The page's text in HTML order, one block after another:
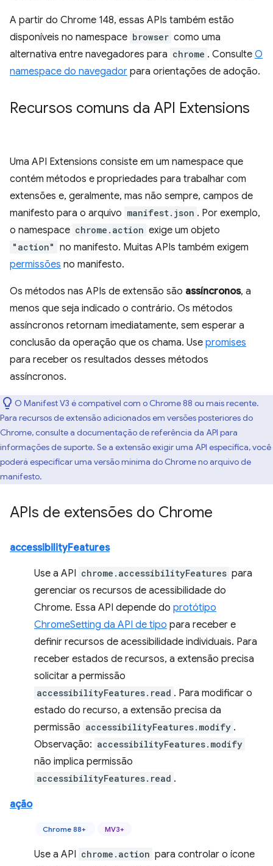
A partir do Chrome 148, essas APIs também estão
disponíveis no namespace browser como uma
alternativa entre navegadores para chrome . Consulte O
namespace do navegador para orientações de adoção.
Recursos comuns da API Extensions
Uma API Extensions consiste em um namespace que
contém métodos e propriedades para trabalhar com
extensões e, geralmente, mas não sempre, campos de
manifesto para o arquivo manifest.json . Por exemplo,
o namespace chrome.action exige um objeto
"action" no manifesto. Muitas APIs também exigem
permissões no manifesto.
Os métodos nas APIs de extensão são assíncronos, a
menos que seja indicado o contrário. Os métodos
assíncronos retornam imediatamente, sem esperar a
conclusão da operação que os chama. Use promises
para receber os resultados desses métodos
assíncronos.
O Manifest V3 é compatível com o Chrome 88 ou mais recente.
Para recursos de extensão adicionados em versões posteriores do
Chrome, consulte a documentação de referência da API para
informações de suporte. Se a extensão exigir uma API específica, você
poderá especificar uma versão mínima do Chrome no arquivo de
manifesto.
APIs de extensões do Chrome
accessibilityFeatures
Use a API chrome.accessibilityFeatures para
gerenciar os recursos de acessibilidade do
Chrome. Essa API depende do protótipo
ChromeSetting da API de tipo para receber e
definir recursos de acessibilidade individuais. Para
receber estados de recursos, a extensão precisa
solicitar a permissão
accessibilityFeatures.read . Para modificar o
estado do recurso, a extensão precisa da
permissão accessibilityFeatures.modify .
Observação: accessibilityFeatures.modify
não implica permissão
accessibilityFeatures.read .
ação
Chrome 88+ MV3+
Use a API chrome.action para controlar o ícone